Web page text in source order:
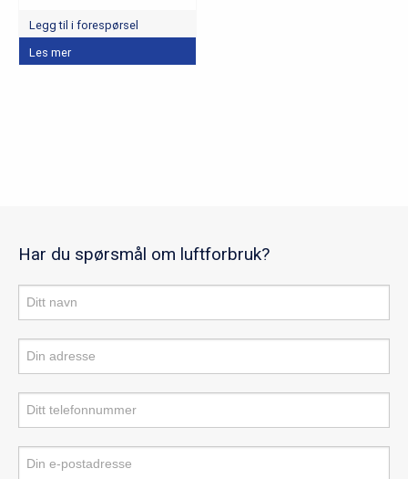
Legg til i forespørsel
Les mer
Har du spørsmål om luftforbruk?
Produktforespørsel